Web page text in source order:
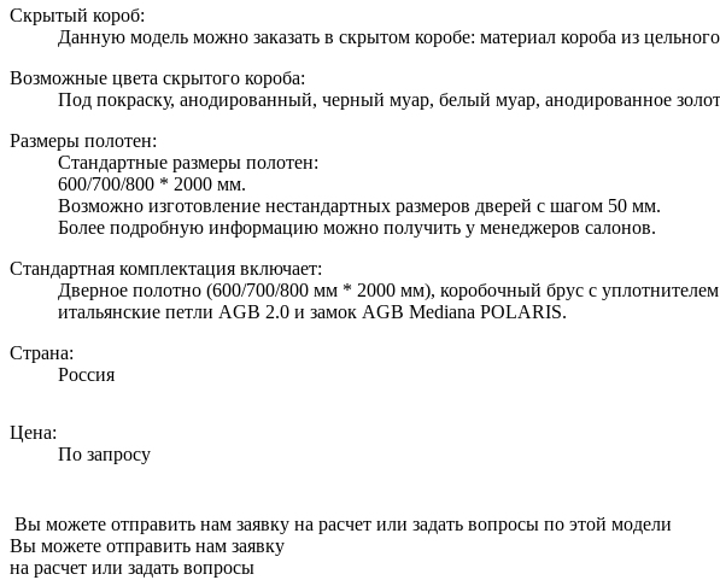
Скрытый короб:
Данную модель можно заказать в скрытом коробе: материал короба из
Возможные цвета скрытого короба:
Под покраску, анодированный, черный муар, белый муар, анодированное
Размеры полотен:
Стандартные размеры полотен:
600/700/800 * 2000 мм.
Возможно изготовление нестандартных размеров дверей с шагом 50 мм.
Более подробную информацию можно получить у менеджеров салонов.
Стандартная комплектация включает:
Дверное полотно (600/700/800 мм * 2000 мм), коробочный брус с
итальянские петли AGB 2.0 и замок AGB Mediana POLARIS.
Страна:
Россия
Цена:
По запросу
Вы можете отправить нам заявку на расчет или задать вопросы по этой модели
Вы можете отправить нам заявку
на расчет или задать вопросы